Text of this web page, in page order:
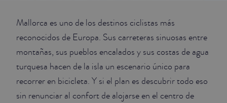
Mallorca es uno de los destinos ciclistas más
reconocidos de Europa. Sus carreteras sinuosas entre
montañas, sus pueblos encalados y sus costas de agua
turquesa hacen de la isla un escenario único para
recorrer en bicicleta. Y si el plan es descubrir todo eso
sin renunciar al confort de alojarse en el centro de